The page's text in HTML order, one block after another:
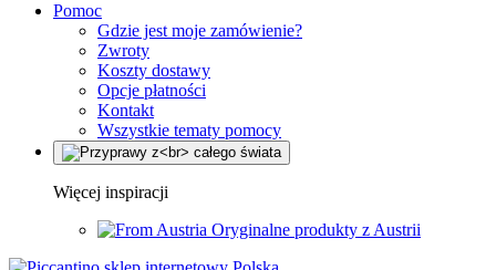
Pomoc
Gdzie jest moje zamówienie?
Zwroty
Koszty dostawy
Opcje płatności
Kontakt
Wszystkie tematy pomocy
Więcej inspiracji
Oryginalne produkty z Austrii